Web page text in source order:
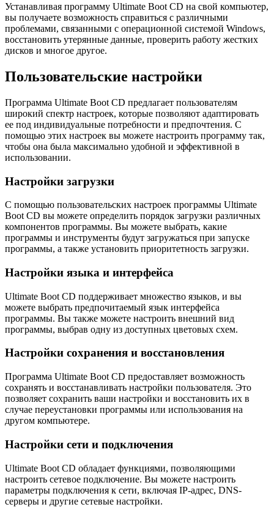
Устанавливая программу Ultimate Boot CD на свой компьютер,
вы получаете возможность справиться с различными
проблемами, связанными с операционной системой Windows,
восстановить утерянные данные, проверить работу жестких
дисков и многое другое.
Пользовательские настройки
Программа Ultimate Boot CD предлагает пользователям
широкий спектр настроек, которые позволяют адаптировать
ее под индивидуальные потребности и предпочтения. С
помощью этих настроек вы можете настроить программу так,
чтобы она была максимально удобной и эффективной в
использовании.
Настройки загрузки
С помощью пользовательских настроек программы Ultimate
Boot CD вы можете определить порядок загрузки различных
компонентов программы. Вы можете выбрать, какие
программы и инструменты будут загружаться при запуске
программы, а также установить приоритетность загрузки.
Настройки языка и интерфейса
Ultimate Boot CD поддерживает множество языков, и вы
можете выбрать предпочитаемый язык интерфейса
программы. Вы также можете настроить внешний вид
программы, выбрав одну из доступных цветовых схем.
Настройки сохранения и восстановления
Программа Ultimate Boot CD предоставляет возможность
сохранять и восстанавливать настройки пользователя. Это
позволяет сохранить ваши настройки и восстановить их в
случае переустановки программы или использования на
другом компьютере.
Настройки сети и подключения
Ultimate Boot CD обладает функциями, позволяющими
настроить сетевое подключение. Вы можете настроить
параметры подключения к сети, включая IP-адрес, DNS-
серверы и другие сетевые настройки.